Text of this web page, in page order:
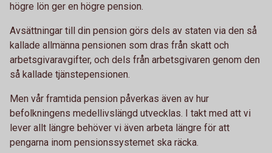
högre lön ger en högre pension.
Avsättningar till din pension görs dels av staten via den så
kallade allmänna pensionen som dras från skatt och
arbetsgivaravgifter, och dels från arbetsgivaren genom den
så kallade tjänstepensionen.
Men vår framtida pension påverkas även av hur
befolkningens medellivslängd utvecklas. I takt med att vi
lever allt längre behöver vi även arbeta längre för att
pengarna inom pensionssystemet ska räcka.